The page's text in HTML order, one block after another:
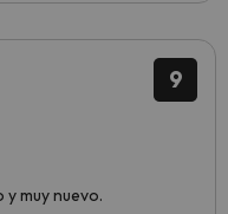
9
muy nuevo.